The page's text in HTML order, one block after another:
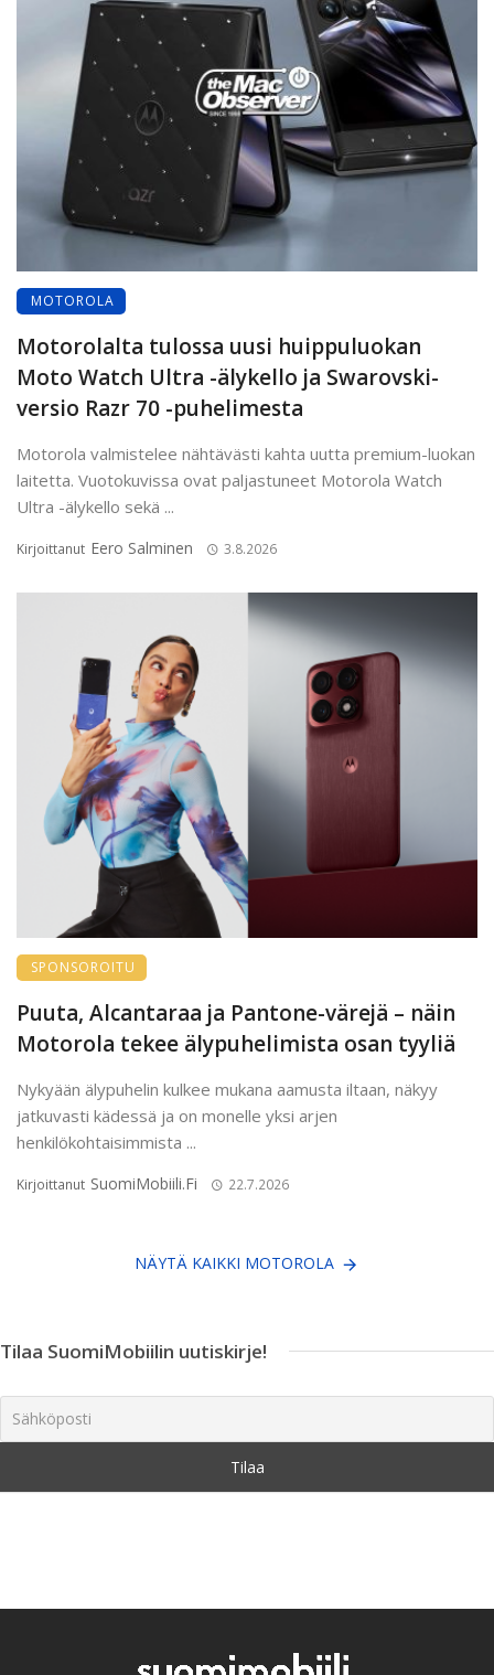
MOTOROLA
Motorolalta tulossa uusi huippuluokan
Moto Watch Ultra -älykello ja Swarovski-
versio Razr 70 -puhelimesta
Motorola valmistelee nähtävästi kahta uutta premium-luokan
laitetta. Vuotokuvissa ovat paljastuneet Motorola Watch
Ultra -älykello sekä ...
Kirjoittanut Eero Salminen 3.8.2026
SPONSOROITU
Puuta, Alcantaraa ja Pantone-värejä – näin
Motorola tekee älypuhelimista osan tyyliä
Nykyään älypuhelin kulkee mukana aamusta iltaan, näkyy
jatkuvasti kädessä ja on monelle yksi arjen
henkilökohtaisimmista ...
Kirjoittanut SuomiMobiili.fi 22.7.2026
NÄYTÄ KAIKKI MOTOROLA
Tilaa SuomiMobiilin uutiskirje!